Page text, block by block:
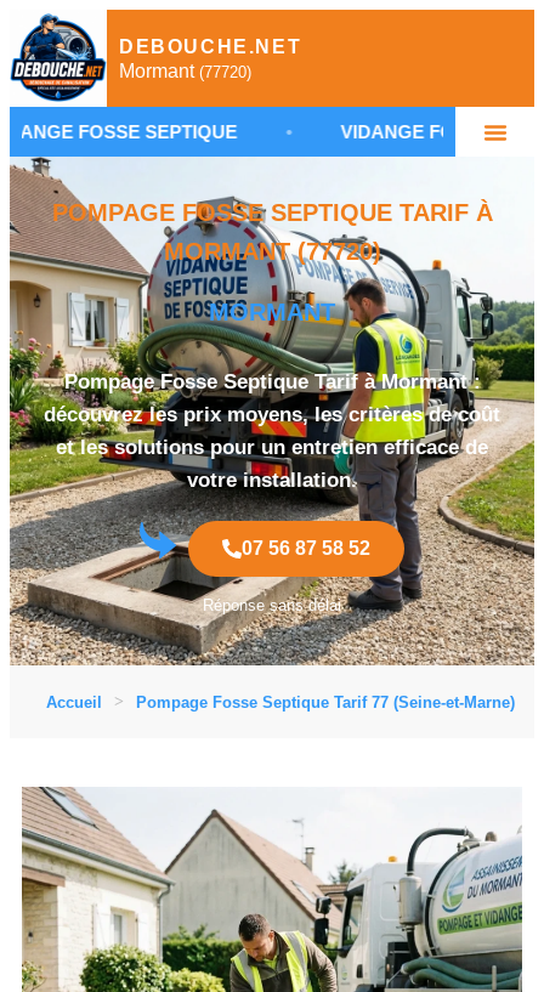
DEBOUCHE.NET
Mormant (77720)
SEPTIQUE • VIDANGE FOSSE SEPTIQUE
POMPAGE FOSSE SEPTIQUE TARIF À
MORMANT (77720)
MORMANT
Pompage Fosse Septique Tarif à Mormant :
découvrez les prix moyens, les critères de coût
et les solutions pour un entretien efficace de
votre installation.
07 56 87 58 52
Réponse sans délai
Accueil Pompage Fosse Septique Tarif 77 (Seine-et-Marne)